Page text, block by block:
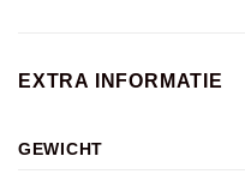
EXTRA INFORMATIE
GEWICHT